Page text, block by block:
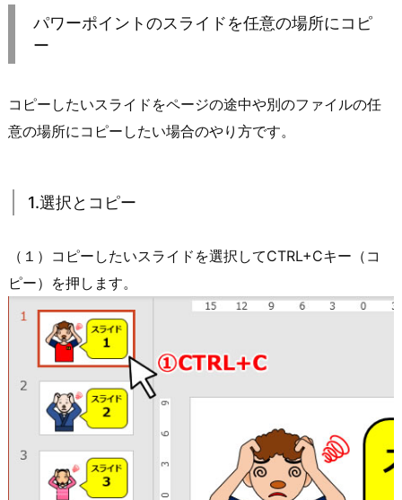
パワーポイントのスライドを任意の場所にコピ
ー
コピーしたいスライドをページの途中や別のファイルの任
意の場所にコピーしたい場合のやり方です。
1.選択とコピー
（１）コピーしたいスライドを選択してCTRL+Cキー（コ
ピー）を押します。